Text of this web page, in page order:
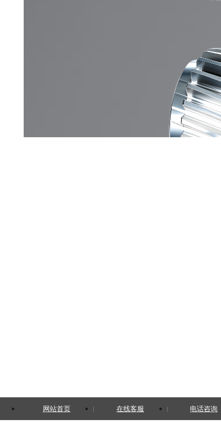
网站首页 在线客服 电话咨询